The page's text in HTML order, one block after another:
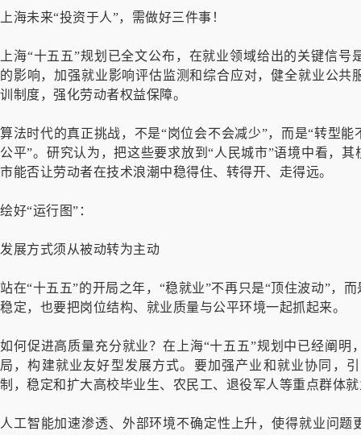
上海未来“投资于人”，需做好三件事！
上海“十五五”规划已全文公布，在就业领域给出的关键信
的影响，加强就业影响评估监测和综合应对，健全就业公
训制度，强化劳动者权益保障。
算法时代的真正挑战，不是“岗位会不会减少”，而是“转型
公平”。研究认为，把这些要求放到“人民城市”语境中看，
市能否让劳动者在技术浪潮中稳得住、转得开、走得远。
绘好“运行图”：
发展方式须从被动转为主动
站在“十五五”的开局之年，“稳就业”不再只是“顶住波动”，
稳定，也要把岗位结构、就业质量与公平环境一起抓起来。
如何促进高质量充分就业？在上海“十五五”规划中已经阐
局，构建就业友好型发展方式。要加强产业和就业协同，
制，稳定和扩大高校毕业生、农民工、退役军人等重点群体
人工智能加速渗透、外部环境不确定性上升，使得就业问